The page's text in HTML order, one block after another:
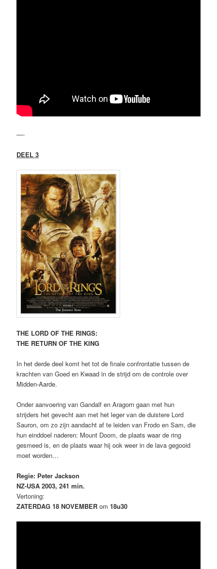
—-
DEEL 3
THE LORD OF THE RINGS:
THE RETURN OF THE KING
In het derde deel komt het tot de finale confrontatie tussen de
krachten van Goed en Kwaad in de strijd om de controle over
Midden-Aarde.
Onder aanvoering van Gandalf en Aragorn gaan met hun
strijders het gevecht aan met het leger van de duistere Lord
Sauron, om zo zijn aandacht af te leiden van Frodo en Sam, die
hun einddoel naderen: Mount Doom, de plaats waar de ring
gesmeed is, en de plaats waar hij ook weer in de lava gegooid
moet worden…
Regie: Peter Jackson
NZ-USA 2003, 241 min.
Vertoning:
ZATERDAG 18 NOVEMBERom18u30